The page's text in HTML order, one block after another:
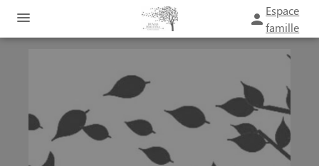
Espace
famille
PRÉVOIR SES OBSÈQUES
SERVICES AUX FAMILLES
MONUMENTS FUNÉRAIRES
NOTRE AGENCE